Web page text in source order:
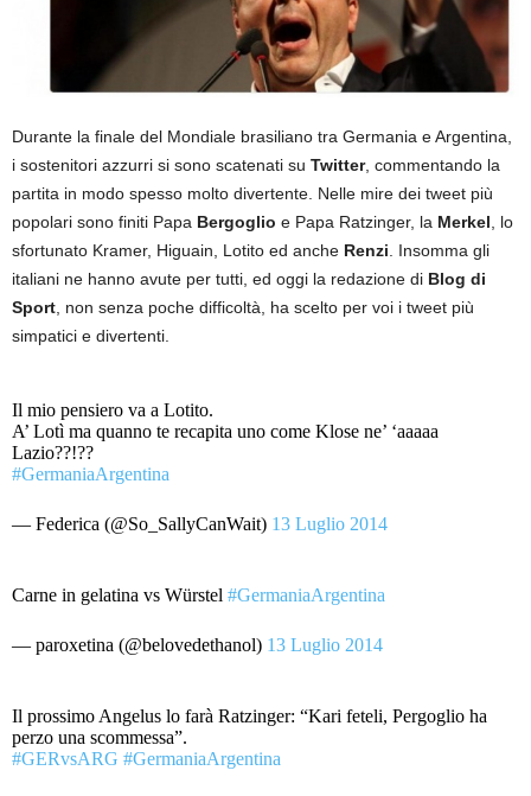
Durante la finale del Mondiale brasiliano tra Germania e Argentina,
i sostenitori azzurri si sono scatenati su Twitter, commentando la
partita in modo spesso molto divertente. Nelle mire dei tweet più
popolari sono finiti Papa Bergoglio e Papa Ratzinger, la Merkel , lo
sfortunato Kramer, Higuain, Lotito ed anche Renzi . Insomma gli
italiani ne hanno avute per tutti, ed oggi la redazione di Blog di
Sport , non senza poche difficoltà, ha scelto per voi i tweet più
simpatici e divertenti.
Il mio pensiero va a Lotito.
A’ Lotì ma quanno te recapita uno come Klose ne’ ‘aaaaa
Lazio??!??
#GermaniaArgentina
— Federica (@So_SallyCanWait) 13 Luglio 2014
Carne in gelatina vs Würstel #GermaniaArgentina
— paroxetina (@belovedethanol) 13 Luglio 2014
Il prossimo Angelus lo farà Ratzinger: “Kari feteli, Pergoglio ha
perzo una scommessa”.
#GERvsARG #GermaniaArgentina